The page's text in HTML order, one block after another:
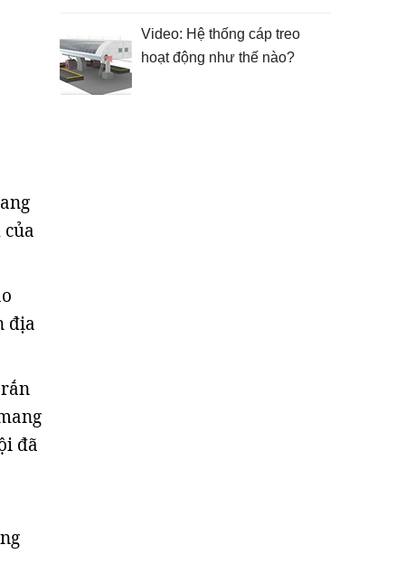
địa
đã
Video: Hệ thống cáp treo
hoạt động như thế nào?